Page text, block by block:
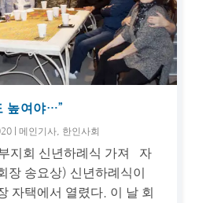
높여야…”
|메인기사 한인사회
지회 신년하례식 가져 자
장 송요상) 신년하례식이
자택에서 열렸다. 이 날 회